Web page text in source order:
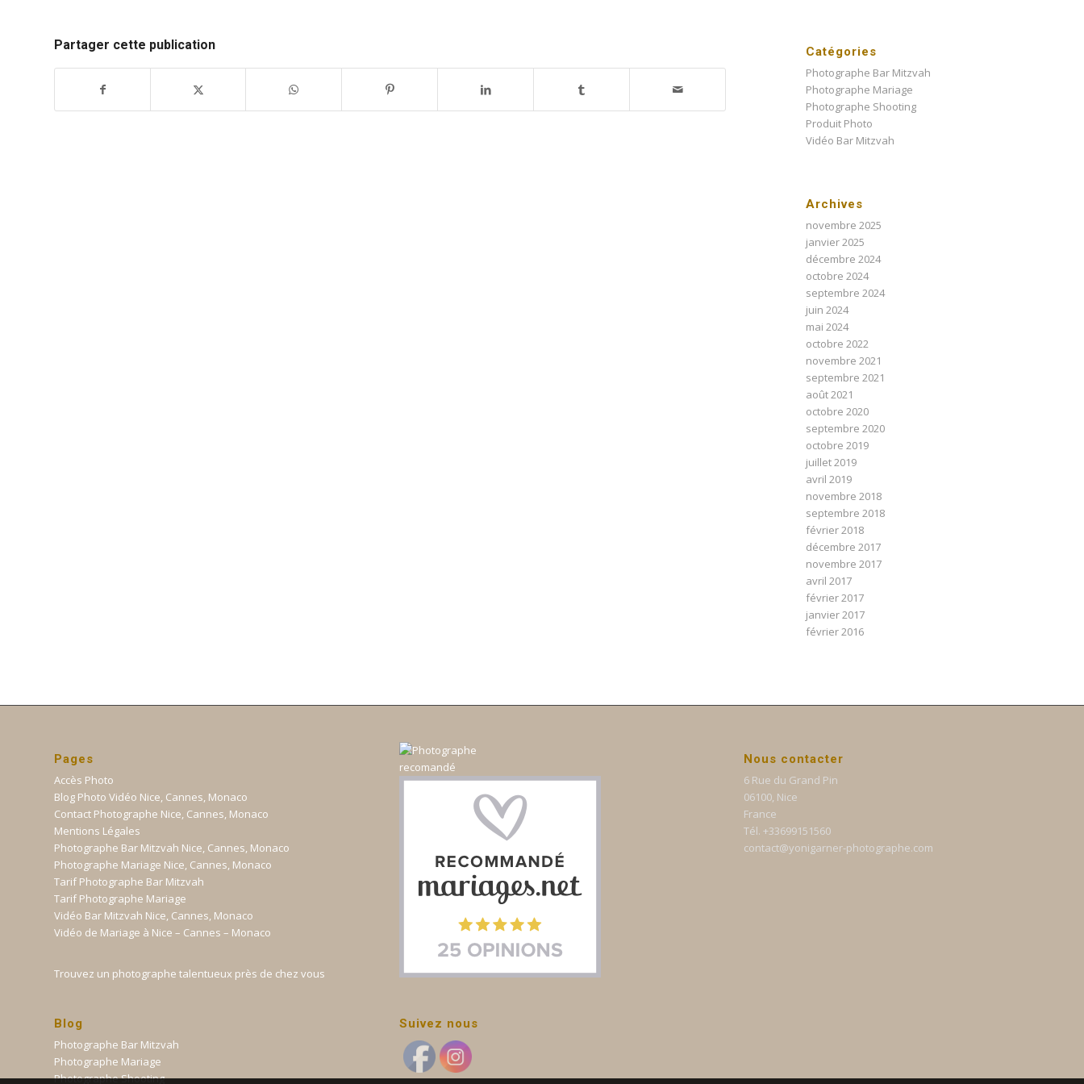
Partager cette publication
Catégories
Photographe Bar Mitzvah
Photographe Mariage
Photographe Shooting
Produit Photo
Vidéo Bar Mitzvah
Archives
novembre 2025
janvier 2025
décembre 2024
octobre 2024
septembre 2024
juin 2024
mai 2024
octobre 2022
novembre 2021
septembre 2021
août 2021
octobre 2020
septembre 2020
octobre 2019
juillet 2019
avril 2019
novembre 2018
septembre 2018
février 2018
décembre 2017
novembre 2017
avril 2017
février 2017
janvier 2017
février 2016
Pages
Accès Photo
Blog Photo Vidéo Nice, Cannes, Monaco
Contact Photographe Nice, Cannes, Monaco
Mentions Légales
Photographe Bar Mitzvah Nice, Cannes, Monaco
Photographe Mariage Nice, Cannes, Monaco
Tarif Photographe Bar Mitzvah
Tarif Photographe Mariage
Vidéo Bar Mitzvah Nice, Cannes, Monaco
Vidéo de Mariage à Nice – Cannes – Monaco
Trouvez un photographe talentueux près de chez vous
Blog
Photographe Bar Mitzvah
Photographe Mariage
Photographe Shooting
Suivez nous
Nous contacter
6 Rue du Grand Pin
06100, Nice
France
Tél. +33699151560
contact@yonigarner-photographe.com